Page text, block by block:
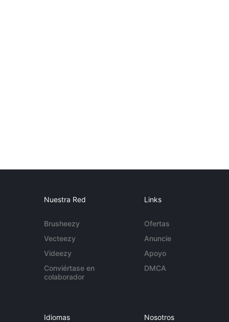
Nuestra Red
Brusheezy
Vecteezy
Videezy
Conviértase en
colaborador
Links
Ofertas
Anuncie
Apoyo
DMCA
Idiomas Nosotros